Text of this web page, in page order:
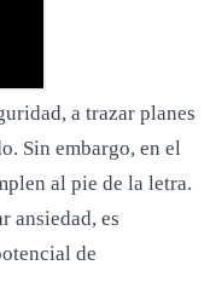
a trazar planes
Sin embargo, en el
al pie de la letra.
ansiedad, es
de